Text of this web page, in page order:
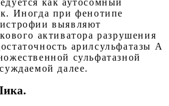
Иногда при фенотипе
выявляют
активатора разрушения
арилсульфатазы А
сульфатазной
далее.
.